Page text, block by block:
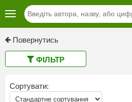
Повернутись
ФІЛЬТР
Сортувати: